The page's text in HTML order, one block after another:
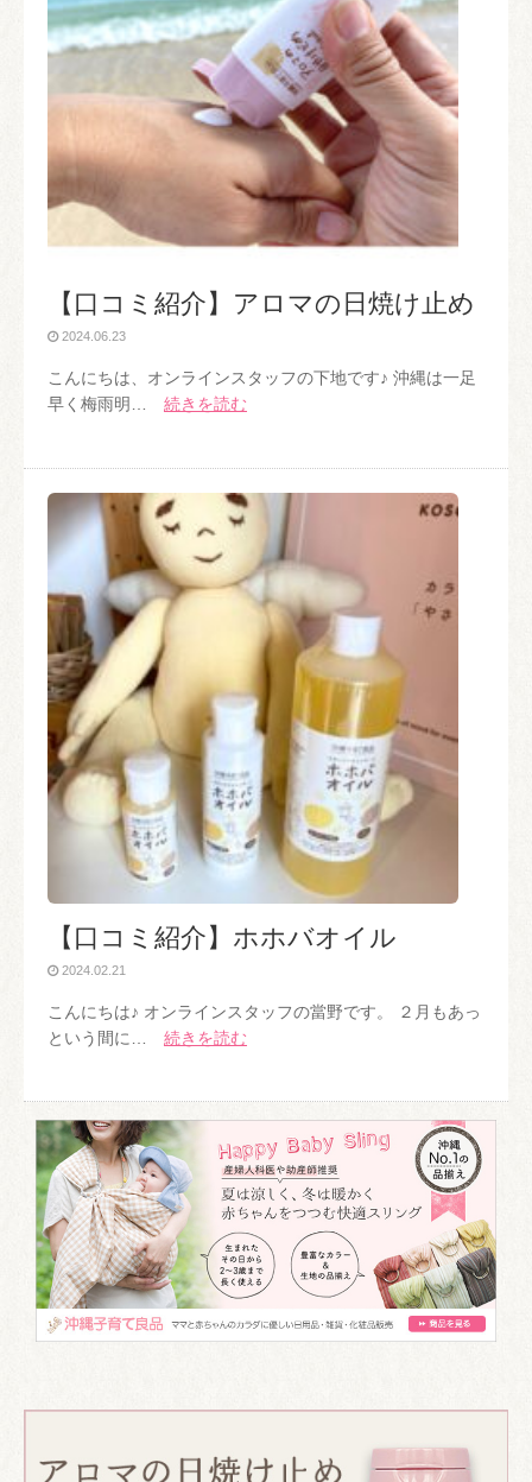
【口コミ紹介】アロマの日焼け止め
2024.06.23
こんにちは、オンラインスタッフの下地です♪ 沖縄は一足
早く梅雨明… 続きを読む
【口コミ紹介】ホホバオイル
2024.02.21
こんにちは♪ オンラインスタッフの當野です。 ２月もあっ
という間に… 続きを読む